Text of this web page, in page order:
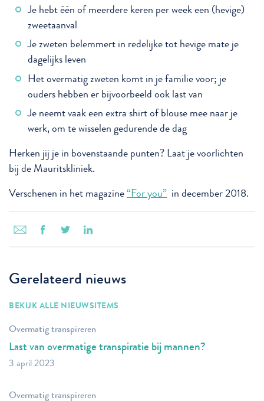
Je hebt één of meerdere keren per week een (hevige)
zweetaanval
Je zweten belemmert in redelijke tot hevige mate je
dagelijks leven
Het overmatig zweten komt in je familie voor; je
ouders hebben er bijvoorbeeld ook last van
Je neemt vaak een extra shirt of blouse mee naar je
werk, om te wisselen gedurende de dag
Herken jij je in bovenstaande punten? Laat je voorlichten
bij de Mauritskliniek.
Verschenen in het magazine“For you” in december 2018.
Gerelateerd nieuws
BEKIJK ALLE NIEUWSITEMS
Overmatig transpireren
Last van overmatige transpiratie bij mannen?
3 april 2023
Overmatig transpireren